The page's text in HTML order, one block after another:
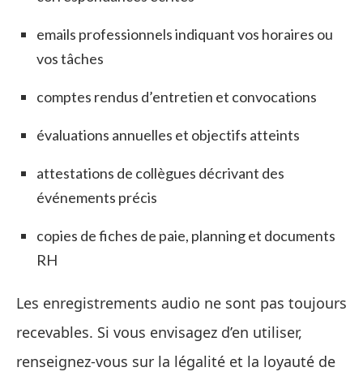
emails professionnels indiquant vos horaires ou
vos tâches
comptes rendus d’entretien et convocations
évaluations annuelles et objectifs atteints
attestations de collègues décrivant des
événements précis
copies de fiches de paie, planning et documents
RH
Les enregistrements audio ne sont pas toujours
recevables. Si vous envisagez d’en utiliser,
renseignez-vous sur la légalité et la loyauté de